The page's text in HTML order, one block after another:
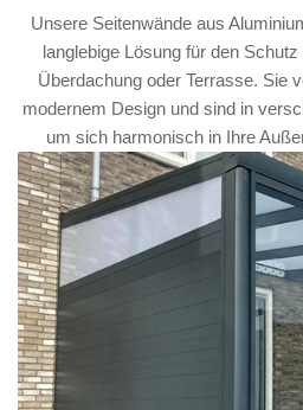
Unsere Seitenwände aus
langlebige Lösung für den
Überdachung oder Terrasse. Sie
modernem Design und sind in
um sich harmonisch in Ihre